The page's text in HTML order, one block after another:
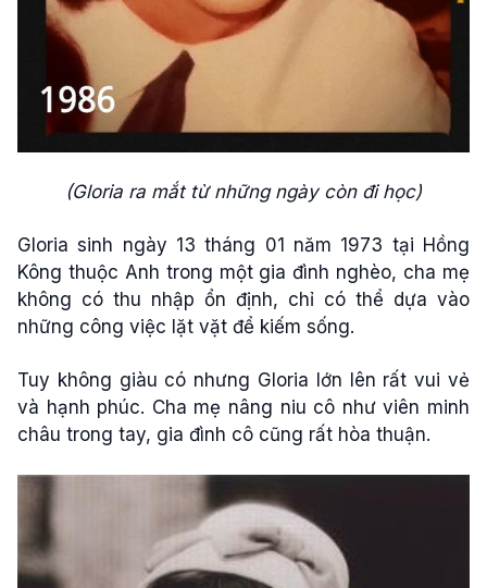
(Gloria ra mắt từ những ngày còn đi học)
Gloria sinh ngày 13 tháng 01 năm 1973 tại Hồng
Kông thuộc Anh trong một gia đình nghèo, cha mẹ
không có thu nhập ổn định, chỉ có thể dựa vào
những công việc lặt vặt để kiếm sống.
Tuy không giàu có nhưng Gloria lớn lên rất vui vẻ
và hạnh phúc. Cha mẹ nâng niu cô như viên minh
châu trong tay, gia đình cô cũng rất hòa thuận.